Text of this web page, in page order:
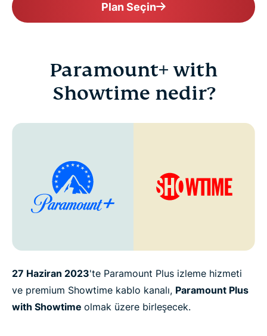
Plan Seçin
Paramount+ with
Showtime nedir?
27 Haziran 2023'te Paramount Plus izleme hizmeti
ve premium Showtime kablo kanalı, Paramount Plus
with Showtime olmak üzere birleşecek.